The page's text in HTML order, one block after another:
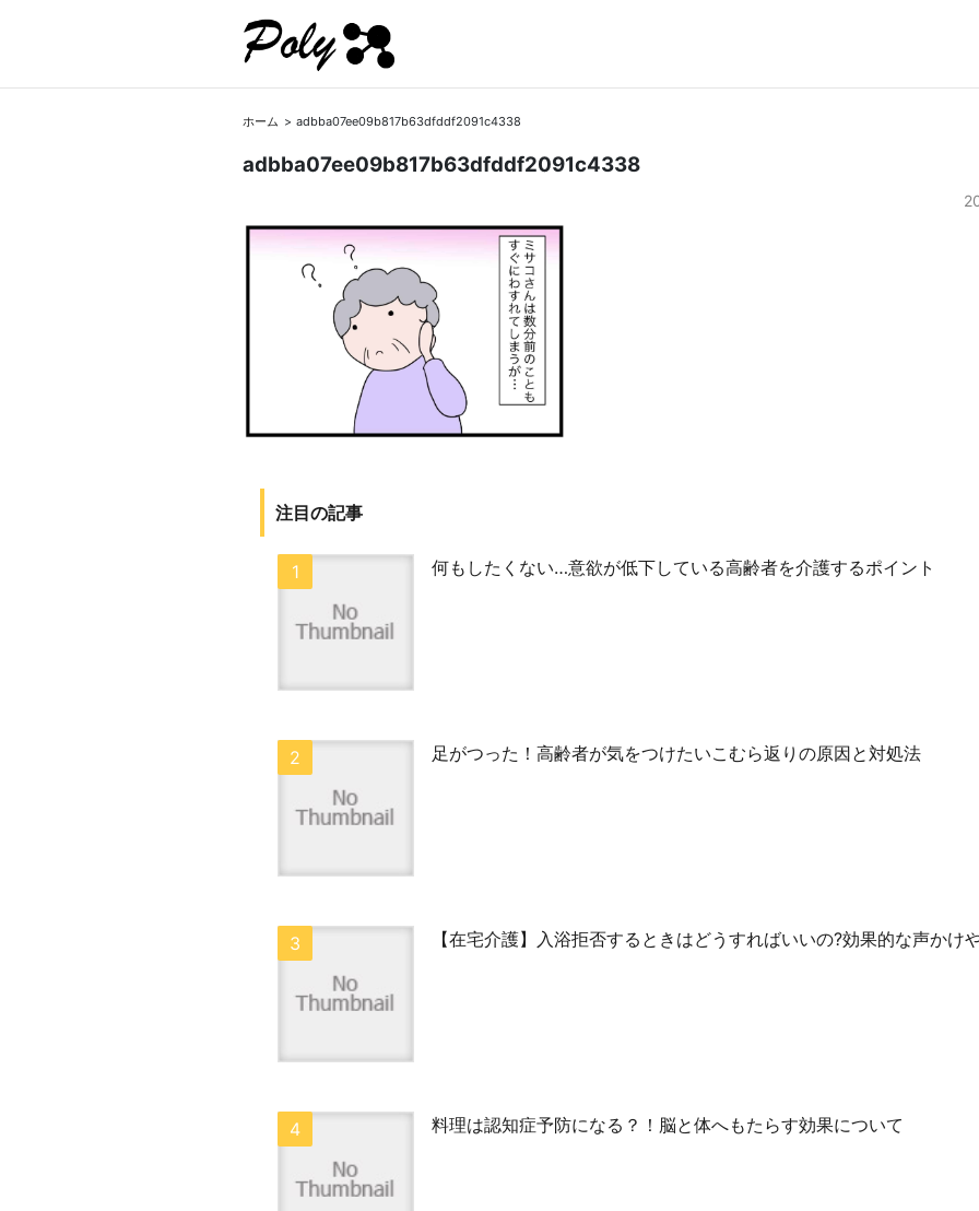
ホーム adbba07ee09b817b63dfddf2091c4338
adbba07ee09b817b63dfddf2091c4338
注目の記事
何もしたくない…意欲が低下している高齢者を介護するポイント
足がつった！高齢者が気をつけたいこむら返りの原因と対処法
【在宅介護】入浴拒否するときはどうすればいいの?効果的な声かけ
料理は認知症予防になる？！脳と体へもたらす効果について